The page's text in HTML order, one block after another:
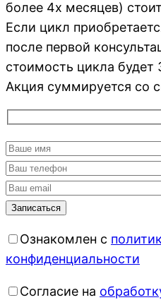
более 4х месяцев)
Если цикл
после первой
стоимость цикла
Акция суммируется со
Ознакомлен с
конфиденциальности
Согласие на